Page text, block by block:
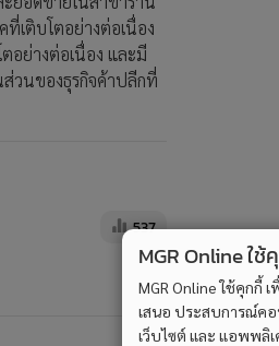
เติบโตอย่างต่อเนื่อง
อย่างต่อเนื่อง และมี
ส่วนของธุรกิจค้าปลีกที่
537
MGR Online ใ
MGR Online ใช้คุกกี้
เสนอ ประสบการณ์ค
เว็บไซต์ และ แอพพลิ